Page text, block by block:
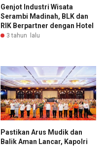
Genjot Industri Wisata
Serambi Madinah, BLK dan
RIK Berpartner dengan Hotel
3 tahun lalu
Pastikan Arus Mudik dan
Balik Aman Lancar, Kapolri